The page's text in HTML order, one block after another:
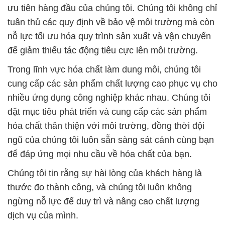
ưu tiên hàng đầu của chúng tôi. Chúng tôi không chỉ
tuân thủ các quy định về bảo vệ môi trường mà còn
nỗ lực tối ưu hóa quy trình sản xuất và vận chuyển
để giảm thiểu tác động tiêu cực lên môi trường.
Trong lĩnh vực hóa chất làm dung môi, chúng tôi
cung cấp các sản phẩm chất lượng cao phục vụ cho
nhiều ứng dụng công nghiệp khác nhau. Chúng tôi
đặt mục tiêu phát triển và cung cấp các sản phẩm
hóa chất thân thiện với môi trường, đồng thời đội
ngũ của chúng tôi luôn sẵn sàng sát cánh cùng bạn
để đáp ứng mọi nhu cầu về hóa chất của bạn.
Chúng tôi tin rằng sự hài lòng của khách hàng là
thước đo thành công, và chúng tôi luôn không
ngừng nỗ lực để duy trì và nâng cao chất lượng
dịch vụ của mình.